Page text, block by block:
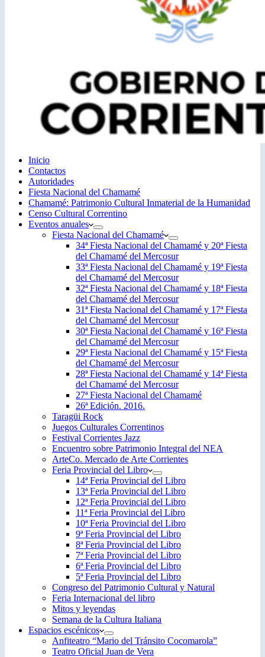
Inicio
Contactos
Autoridades
Fiesta Nacional del Chamamé
Chamamé: Patrimonio Cultural Inmaterial de la Humanidad
Censo Cultural Correntino
Eventos anuales
Fiesta Nacional del Chamamé
34ª Fiesta Nacional del Chamamé y 20ª Fiesta
del Chamamé del Mercosur
33ª Fiesta Nacional del Chamamé y 19ª Fiesta
del Chamamé del Mercosur
32ª Fiesta Nacional del Chamamé y 18ª Fiesta
del Chamamé del Mercosur
31ª Fiesta Nacional del Chamamé y 17ª Fiesta
del Chamamé del Mercosur
30ª Fiesta Nacional del Chamamé y 16ª Fiesta
del Chamamé del Mercosur
29ª Fiesta Nacional del Chamamé y 15ª Fiesta
del Chamamé del Mercosur
28ª Fiesta Nacional del Chamamé y 14ª Fiesta
del Chamamé del Mercosur
27ª Fiesta Nacional del Chamamé
26ª Edición. 2016.
Taragüi Rock
Juegos Culturales Correntinos
Festival Corrientes Jazz
Encuentro sobre Patrimonio Integral del NEA
ArteCo. Mercado de Arte Corrientes
Feria Provincial del Libro
14ª Feria Provincial del Libro
13ª Feria Provincial del Libro
12ª Feria Provincial del Libro
11ª Feria Provincial del Libro
10ª Feria Provincial del Libro
9ª Feria Provincial del Libro
8ª Feria Provincial del Libro
7ª Feria Provincial del Libro
6ª Feria Provincial del Libro
5ª Feria Provincial del Libro
Congreso del Patrimonio Cultural y Natural
Feria Internacional del libro
Mitos y leyendas
Semana de la Cultura Italiana
Espacios escénicos
Anfiteatro “Mario del Tránsito Cocomarola”
Teatro Oficial Juan de Vera